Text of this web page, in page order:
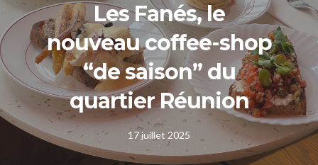
Les Fanés, le
nouveau coffee-shop
“de saison” du
quartier Réunion
17 juillet 2025